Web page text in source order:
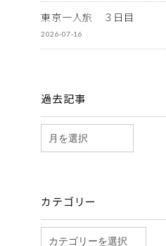
東京一人旅 ３日目
2026-07-16
過去記事
カテゴリー